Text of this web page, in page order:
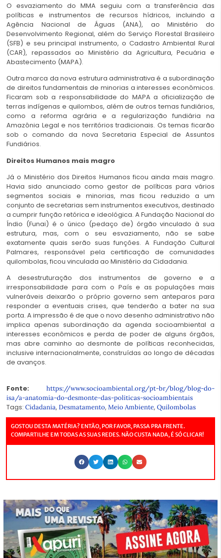
O esvaziamento do MMA seguiu com a transferência das
políticas e instrumentos de recursos hídricos, incluindo a
Agência Nacional de Águas (ANA), ao Ministério do
Desenvolvimento Regional, além do Serviço Florestal Brasileiro
(SFB) e seu principal instrumento, o Cadastro Ambiental Rural
(CAR), repassados ao Ministério da Agricultura, Pecuária e
Abastecimento (MAPA).
Outra marca da nova estrutura administrativa é a subordinação
de direitos fundamentais de minorias a interesses econômicos.
Ficaram sob a responsabilidade do MAPA a oficialização de
terras indígenas e quilombos, além de outros temas fundiários,
como a reforma agrária e a regularização fundiária na
Amazônia Legal e nos territórios tradicionais. Os temas ficarão
sob o comando da nova Secretaria Especial de Assuntos
Fundiários.
Direitos Humanos mais magro
Já o Ministério dos Direitos Humanos ficou ainda mais magro.
Havia sido anunciado como gestor de políticas para vários
segmentos sociais e minorias, mas ficou reduzido a um
conjunto de secretarias sem instrumentos executivos, destinado
a cumprir função retórica e ideológica. A Fundação Nacional do
Índio (Funai) é o único (pedaço de) órgão vinculado à sua
estrutura, mas, com o seu esvaziamento, não se sabe
exatamente quais serão suas funções. A Fundação Cultural
Palmares, responsável pela certificação de comunidades
quilombolas, ficou vinculada ao Ministério da Cidadania.
A desestruturação dos instrumentos de governo e a
irresponsabilidade para com o País e as populações mais
vulneráveis deixarão o próprio governo sem anteparos para
responder a eventuais crises, que tenderão a bater na sua
porta. A impressão é de que o novo desenho administrativo não
implica apenas subordinação da agenda socioambiental a
interesses econômicos e perda de poder de alguns órgãos,
mas abre caminho ao desmonte de políticas reconhecidas,
inclusive internacionalmente, construídas ao longo de décadas
de avanços.
Fonte: https://www.socioambiental.org/pt-br/blog/blog-do-
isa/a-anatomia-do-desmonte-das-politicas-socioambientais
Tags: Cidadania, Desmatamento, Meio Ambiente, Quilombolas
GOSTOU DESTA MATÉRIA? ENTÃO, POR FAVOR, PASSA PRA FRENTE.
COMPARTILHE EM TODAS AS SUAS REDES. NÃO CUSTA NADA, É SÓ CLICAR!